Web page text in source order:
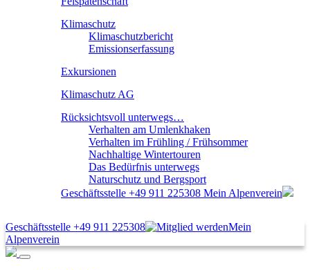
Klimaschutz
Klimaschutzbericht
Emissionserfassung
Exkursionen
Klimaschutz AG
Rücksichtsvoll unterwegs…
Verhalten am Umlenkhaken
Verhalten im Frühling / Frühsommer
Nachhaltige Wintertouren
Das Bedürfnis unterwegs
Naturschutz und Bergsport
Geschäftsstelle +49 911 225308 Mein Alpenverein
Geschäftsstelle +49 911 225308
Mein
Alpenverein